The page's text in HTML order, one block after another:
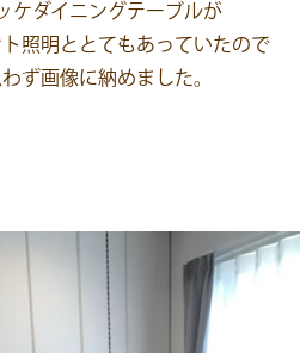
ケダイニングテーブルが
照明ととてもあっていたので
わず画像に納めました。